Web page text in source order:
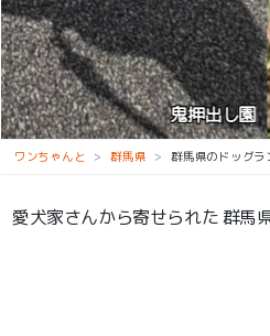
ワンちゃんと 群馬県 群馬県のドッグラ
愛犬家さんから寄せられた 群馬